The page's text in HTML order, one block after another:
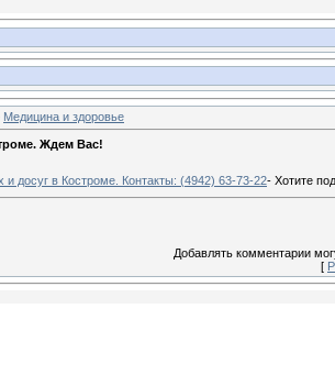
Медицина и здоровье
Ждем Вас!
и досуг в Костроме. Контакты: (4942) 63-73-22- Хотите
Добавлять комментарии
[